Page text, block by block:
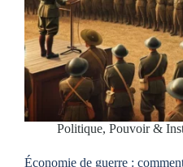
Politique, Pouvoir &
Économie de guerre :